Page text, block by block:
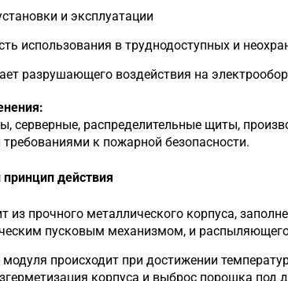
и эксплуатации
использования в труднодоступных и
разрушающего воздействия на
серверные, распределительные щиты,
к пожарной безопасности.
принцип действия
из прочного металлического корпуса,
пусковым механизмом, и
происходит при достижении
корпуса и выброс порошка